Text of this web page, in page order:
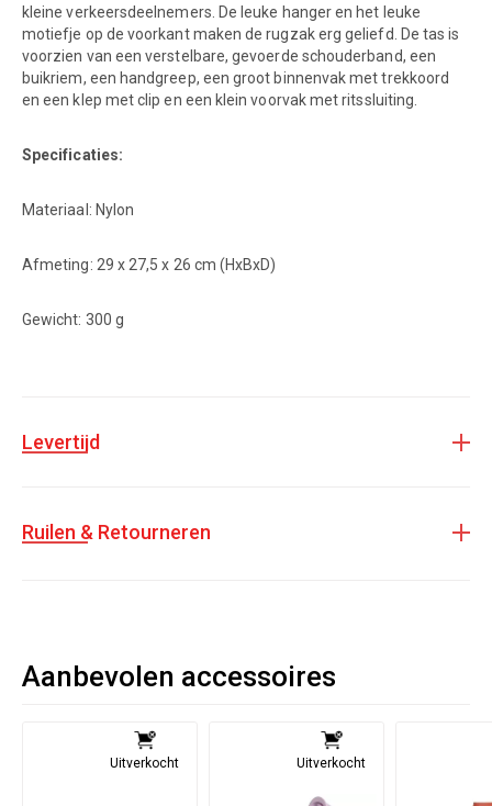
kleine verkeersdeelnemers. De leuke hanger en het leuke
motiefje op de voorkant maken de rugzak erg geliefd. De tas is
voorzien van een verstelbare, gevoerde schouderband, een
buikriem, een handgreep, een groot binnenvak met trekkoord
en een klep met clip en een klein voorvak met ritssluiting.
Specificaties:
Materiaal: Nylon
Afmeting: 29 x 27,5 x 26 cm (HxBxD)
Gewicht: 300 g
Levertijd
Ruilen & Retourneren
Aanbevolen accessoires
Uitverkocht Uitverkocht